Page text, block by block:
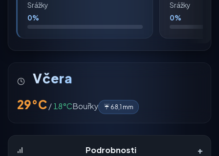
Srážky
0%
Srážky
0%
Včera
29°C/18°CBouřky ☔ 68,1 mm
Podrobnosti +